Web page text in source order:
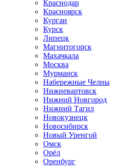
Краснодар
Красноярск
Курган
Курск
Липецк
Магнитогорск
Махачкала
Москва
Мурманск
Набережные Челны
Нижневартовск
Нижний Новгород
Нижний Тагил
Новокузнецк
Новосибирск
Новый Уренгой
Омск
Орёл
Оренбург